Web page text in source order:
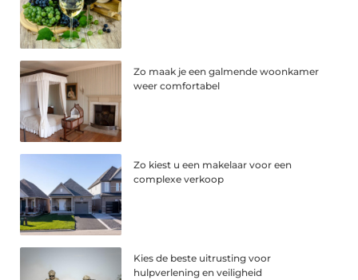
Zo maak je een galmende woonkamer
weer comfortabel
Zo kiest u een makelaar voor een
complexe verkoop
Kies de beste uitrusting voor
hulpverlening en veiligheid